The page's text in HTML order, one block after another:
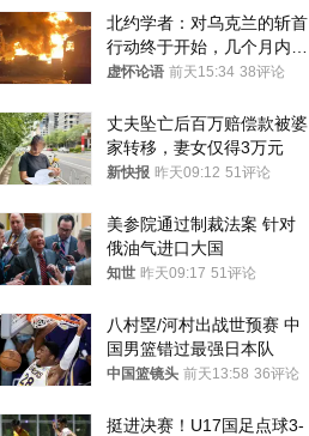
北约学者：对乌克兰的斩首
行动终于开始，几个月内乌
将投降
虚怀论语 前天15:34 38评论
丈夫坠亡后百万赔偿款被婆
家转移，妻女仅得3万元
新快报 昨天09:12 51评论
美参院通过制裁法案 针对
俄油气进口大国
知世 昨天09:17 51评论
八村塁/河村出战世预赛 中
国男篮错过最强日本队
中国篮镜头 前天13:58 36评论
挺进决赛！U17国足点球3-